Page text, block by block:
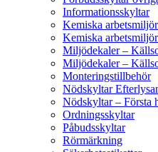
Informationsskyltar
Kemiska
Kemiska
Miljödekaler –
Miljödekaler –
Monteringstillbehör
Nödskyltar
Nödskyltar – Första
Ordningsskyltar
Påbudsskyltar
Rörmärkning